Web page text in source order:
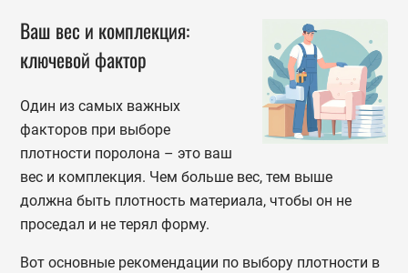
Ваш вес и комплекция:
ключевой фактор
Один из самых важных
факторов при выборе
плотности поролона – это ваш
вес и комплекция. Чем больше вес, тем выше
должна быть плотность материала, чтобы он не
проседал и не терял форму.
Вот основные рекомендации по выбору плотности в